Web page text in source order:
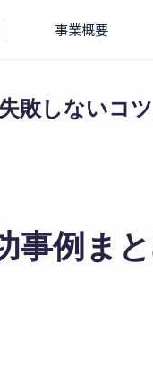
事業概要
敗しないコ
事例ま